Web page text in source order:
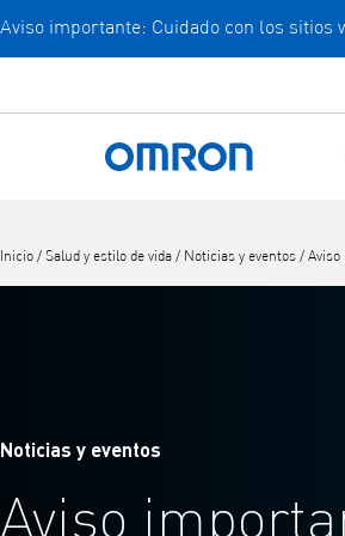
Ir
contenido
principal
Aviso importante: Cuidado con los sitios
Volver a la página de inicio
Inicio / Salud y estilo de vida / Noticias y eventos / Aviso
Noticias y eventos
Aviso